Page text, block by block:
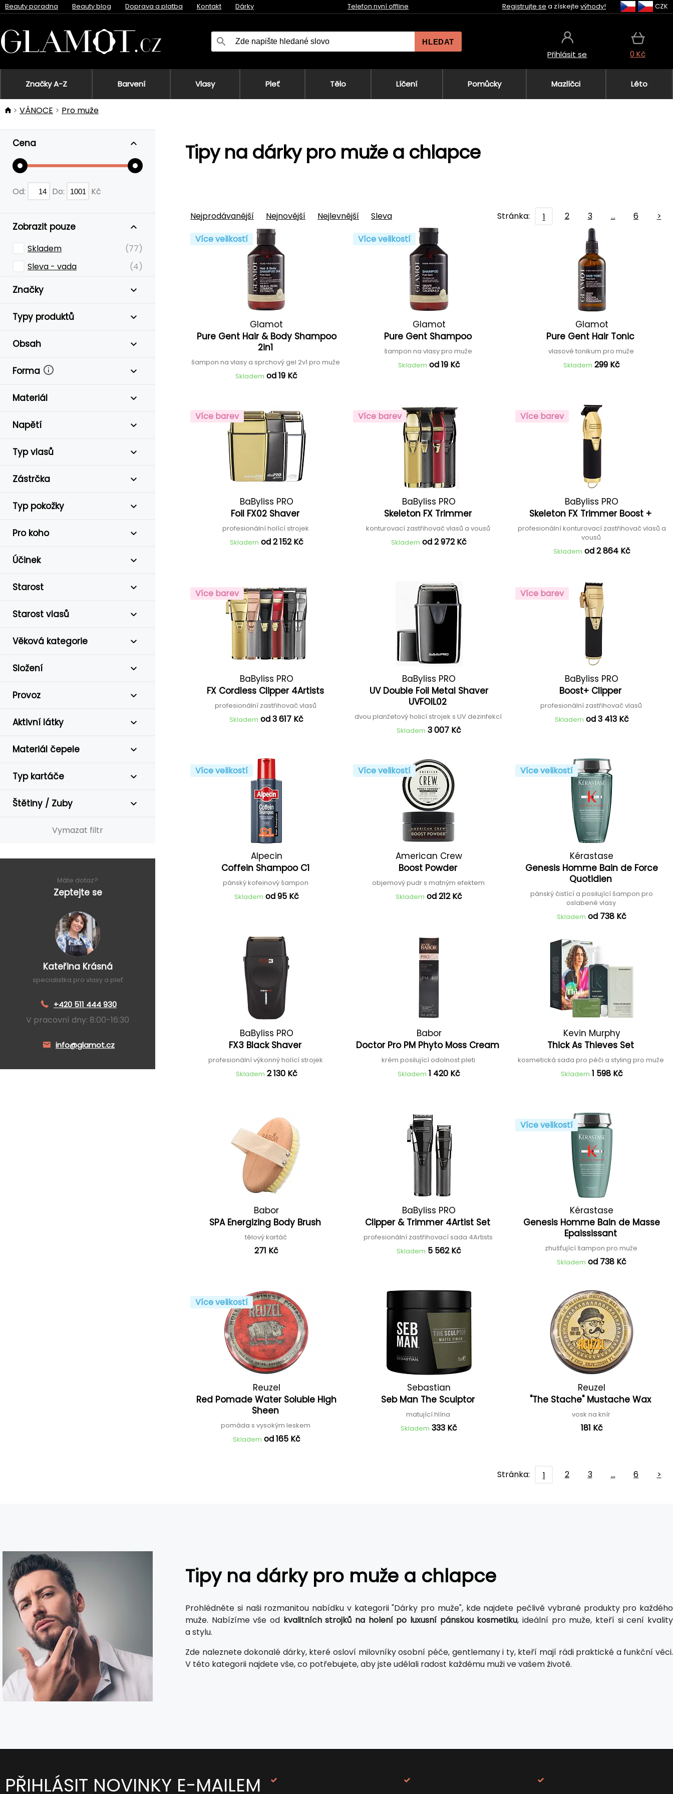
Beauty poradna Beauty blog Doprava a platba Kontakt Dárky Telefon nyní offline Registrujte se a získejte výhody! CZK
HLEDAT
Přihlásit se 0 Kč
Značky A-Z Barvení Vlasy Pleť Tělo Líčení Pomůcky Mazlíčci Léto
VÁNOCE Pro muže
Cena
Od: Do: Kč
Zobrazit pouze
Skladem
(77)
Sleva - vada
(4)
Značky
Typy produktů
Obsah
Forma
Materiál
Napětí
Typ vlasů
Zástrčka
Typ pokožky
Pro koho
Účinek
Starost
Starost vlasů
Věková kategorie
Složení
Provoz
Aktivní látky
Materiál čepele
Typ kartáče
Štětiny / Zuby
Vymazat filtr
Máte dotaz?
Zeptejte se
Kateřina Krásná
specialistka pro vlasy a pleť
+420 511 444 930
V pracovní dny: 8:00-16:30
info@glamot.cz
Tipy na dárky pro muže a chlapce
Nejprodávanější Nejnovější Nejlevnější Sleva Stránka: 1 2 3 … 6
>
Více velikostí
Glamot
Pure Gent Hair & Body Shampoo
2in1
šampon na vlasy a sprchový gel 2v1 pro muže
Skladem od 19 Kč
Více velikostí
Glamot
Pure Gent Shampoo
šampon na vlasy pro muže
Skladem od 19 Kč
Glamot
Pure Gent Hair Tonic
vlasové tonikum pro muže
Skladem 299 Kč
Více barev
BaByliss PRO
Foil FX02 Shaver
profesionální holící strojek
Skladem od 2 152 Kč
Více barev
BaByliss PRO
Skeleton FX Trimmer
konturovací zastřihovač vlasů a vousů
Skladem od 2 972 Kč
Více barev
BaByliss PRO
Skeleton FX Trimmer Boost +
profesionální konturovací zastřihovač vlasů a
vousů
Skladem od 2 864 Kč
Více barev
BaByliss PRO
FX Cordless Clipper 4Artists
profesionální zastřihovač vlasů
Skladem od 3 617 Kč
BaByliss PRO
UV Double Foil Metal Shaver
UVFOIL02
dvou planžetový holicí strojek s UV dezinfekcí
Skladem 3 007 Kč
Více barev
BaByliss PRO
Boost+ Clipper
profesionální zastřihovač vlasů
Skladem od 3 413 Kč
Více velikostí
Alpecin
Coffein Shampoo C1
pánský kofeinový šampon
Skladem od 95 Kč
Více velikostí
American Crew
Boost Powder
objemový pudr s matným efektem
Skladem od 212 Kč
Více velikostí
Kérastase
Genesis Homme Bain de Force
Quotidien
pánský čistící a posilující šampon pro
oslabené vlasy
Skladem od 738 Kč
BaByliss PRO
FX3 Black Shaver
profesionální výkonný holící strojek
Skladem 2 130 Kč
Babor
Doctor Pro PM Phyto Moss Cream
krém posilující odolnost pleti
Skladem 1 420 Kč
Kevin Murphy
Thick As Thieves Set
kosmetická sada pro péči a styling pro muže
Skladem 1 598 Kč
Babor
SPA Energizing Body Brush
tělový kartáč
271 Kč
BaByliss PRO
Clipper & Trimmer 4Artist Set
profesionální zastřihovací sada 4Artists
Skladem 5 562 Kč
Více velikostí
Kérastase
Genesis Homme Bain de Masse
Epaississant
zhušťující šampon pro muže
Skladem od 738 Kč
Více velikostí
Reuzel
Red Pomade Water Soluble High
Sheen
pomáda s vysokým leskem
Skladem od 165 Kč
Sebastian
Seb Man The Sculptor
matující hlína
Skladem 333 Kč
Reuzel
"The Stache" Mustache Wax
vosk na knír
181 Kč
Stránka: 1 2 3 … 6 >
Tipy na dárky pro muže a chlapce
Prohlédněte si naši rozmanitou nabídku v kategorii "Dárky pro muže", kde najdete pečlivě vybrané produkty pro každého
muže. Nabízíme vše od kvalitních strojků na holení po luxusní pánskou kosmetiku, ideální pro muže, kteří si cení kvality
a stylu.
Zde naleznete dokonalé dárky, které osloví milovníky osobní péče, gentlemany i ty, kteří mají rádi praktické a funkční věci.
V této kategorii najdete vše, co potřebujete, aby jste udělali radost každému muži ve vašem životě.
PŘIHLÁSIT NOVINKY E-MAILEM